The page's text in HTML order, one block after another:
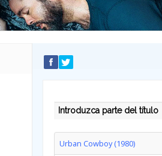
INTRODUZCA PARTE DEL
Urban Cowboy (1980)